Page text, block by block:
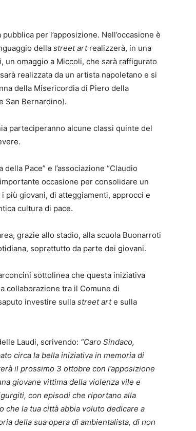
per l’apposizione. Nell’occasione è
della street artrealizzerà, in una
omaggio a Miccoli, che sarà raffigurato
realizzata da un artista napoletano e si
della Misericordia di Piero della
San Bernardino).
parteciperanno alcune classi quinte del
Pace” e l’associazione “Claudio
occasione per consolidare un
più giovani, di atteggiamenti, approcci e
cultura di pace.
grazie allo stadio, alla scuola Buonarroti
soprattutto da parte dei giovani.
sottolinea che questa iniziativa
collaborazione tra il Comune di
investire sulla street arte sulla
Laudi, scrivendo: “Caro Sindaco,
circa la bella iniziativa in memoria di
il prossimo 3 ottobre con l’apposizione
giovane vittima della violenza vile e
con episodi che riportano alla
che la tua città abbia voluto dedicare a
della sua opera di ambientalista, di non